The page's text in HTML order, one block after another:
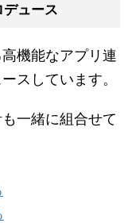
ュース
機能なアプリ連
スしています。
一緒に組合せて